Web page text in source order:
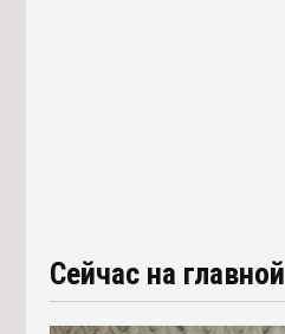
Сейчас на главной